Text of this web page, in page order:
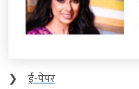
❯
ई-पेपर